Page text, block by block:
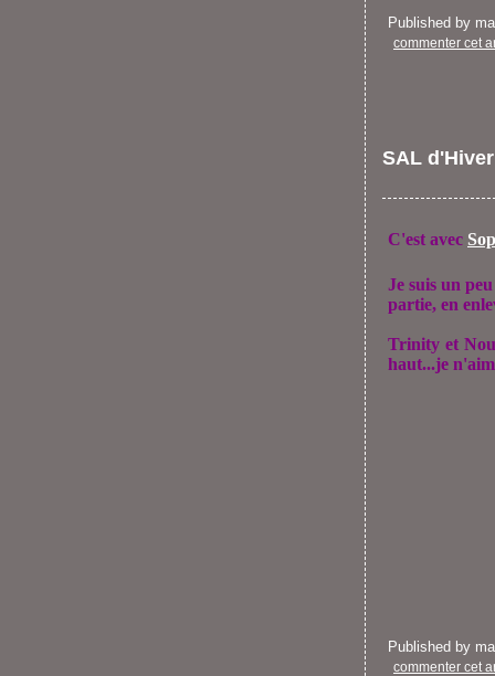
Published by
commenter cet
SAL
C'est avec
Je suis un
partie, en
Trinity et
haut...je
Published by
commenter cet